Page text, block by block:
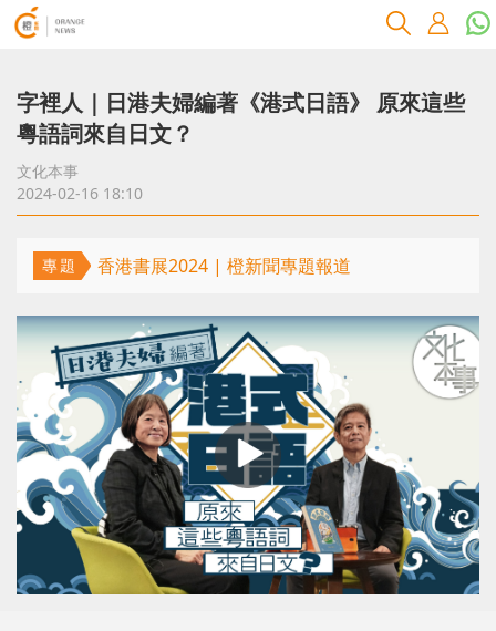
字裡人｜日港夫婦編著《港式日語》 原來這些
粵語詞來自日文？
文化本事
2024-02-16 18:10
專題 香港書展2024 | 橙新聞專題報道